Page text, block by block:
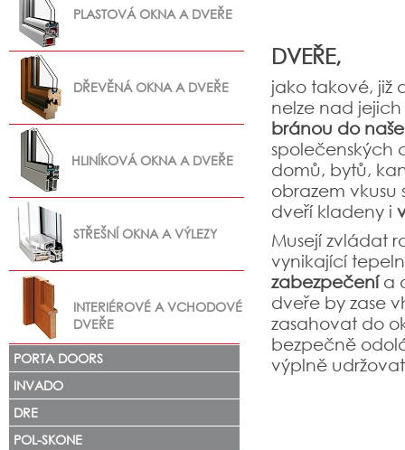
PLASTOVÁ OKNA A DVEŘE
DŘEVĚNÁ OKNA A DVEŘE
HLINÍKOVÁ OKNA A DVEŘE
STŘEŠNÍ OKNA A VÝLEZY
INTERIÉROVÉ A VCHODOVÉ
DVEŘE
PORTA DOORS
INVADO
DRE
POL-SKONE
DVEŘE,
jako takové, již
nelze nad
bránou do
společenských
domů, bytů,
obrazem
dveří kladeny i
Musejí zvládat
vynikající
zabezpečenía
dveře by zase
zasahovat do
bezpečně
výplně